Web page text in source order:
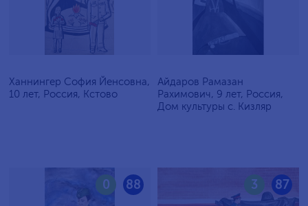
Ханнингер София Йенсовна,
10 лет, Россия, Кстово
Айдаров Рамазан
Рахимович, 9 лет, Россия,
Дом культуры с. Кизляр
88
0 87
3